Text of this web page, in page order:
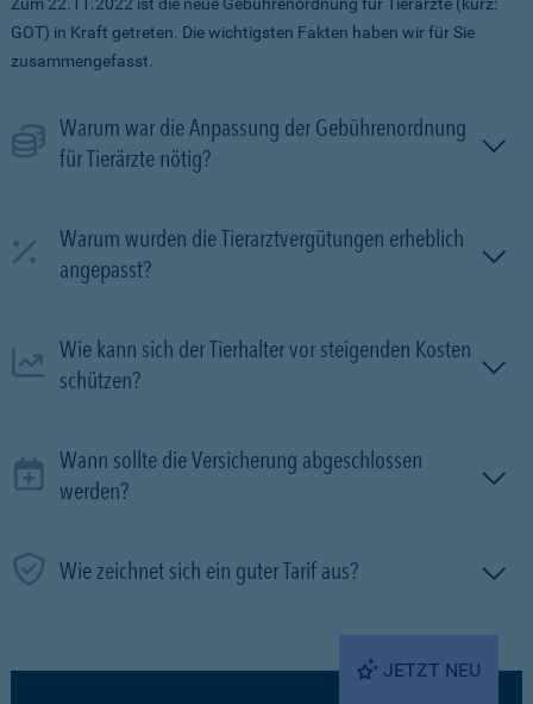
GOT) in Kraft getreten. Die wichtigsten Fakten haben wir für Sie
zusammengefasst.
Warum war die Anpassung der Gebührenordnung
für Tierärzte nötig?
Warum wurden die Tierarztvergütungen erheblich
angepasst?
Wie kann sich der Tierhalter vor steigenden Kosten
schützen?
Wann sollte die Versicherung abgeschlossen
werden?
Wie zeichnet sich ein guter Tarif aus?
JETZT NEU